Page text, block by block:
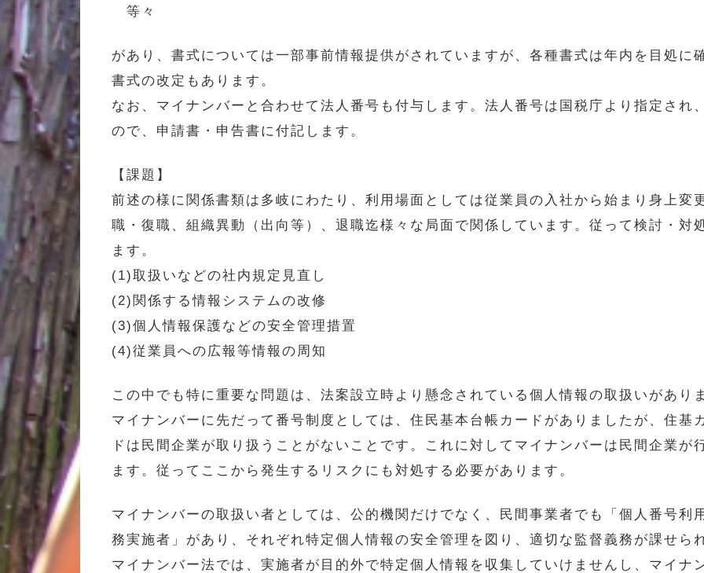
等々
があり、書式については一部事前情報提供がされていますが、各種書式は年内を目処に
書式の改定もあります。
なお、マイナンバーと合わせて法人番号も付与します。法人番号は国税庁より指定され
ので、申請書・申告書に付記します。
【課題】
前述の様に関係書類は多岐にわたり、利用場面としては従業員の入社から始まり身上変
職・復職、組織異動（出向等）、退職迄様々な局面で関係しています。従って検討・対
ます。
(1)取扱いなどの社内規定見直し
(2)関係する情報システムの改修
(3)個人情報保護などの安全管理措置
(4)従業員への広報等情報の周知
この中でも特に重要な問題は、法案設立時より懸念されている個人情報の取扱いがあり
マイナンバーに先だって番号制度としては、住民基本台帳カードがありましたが、住基
ドは民間企業が取り扱うことがないことです。これに対してマイナンバーは民間企業が
ます。従ってここから発生するリスクにも対処する必要があります。
マイナンバーの取扱い者としては、公的機関だけでなく、民間事業者でも「個人番号利
務実施者」があり、それぞれ特定個人情報の安全管理を図り、適切な監督義務が課せら
マイナンバー法では、実施者が目的外で特定個人情報を収集していけませんし、マイナ